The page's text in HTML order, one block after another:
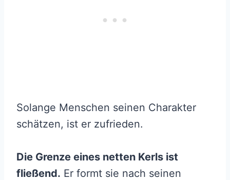
Solange Menschen seinen Charakter
schätzen, ist er zufrieden.
Die Grenze eines netten Kerls ist
fließend. Er formt sie nach seinen